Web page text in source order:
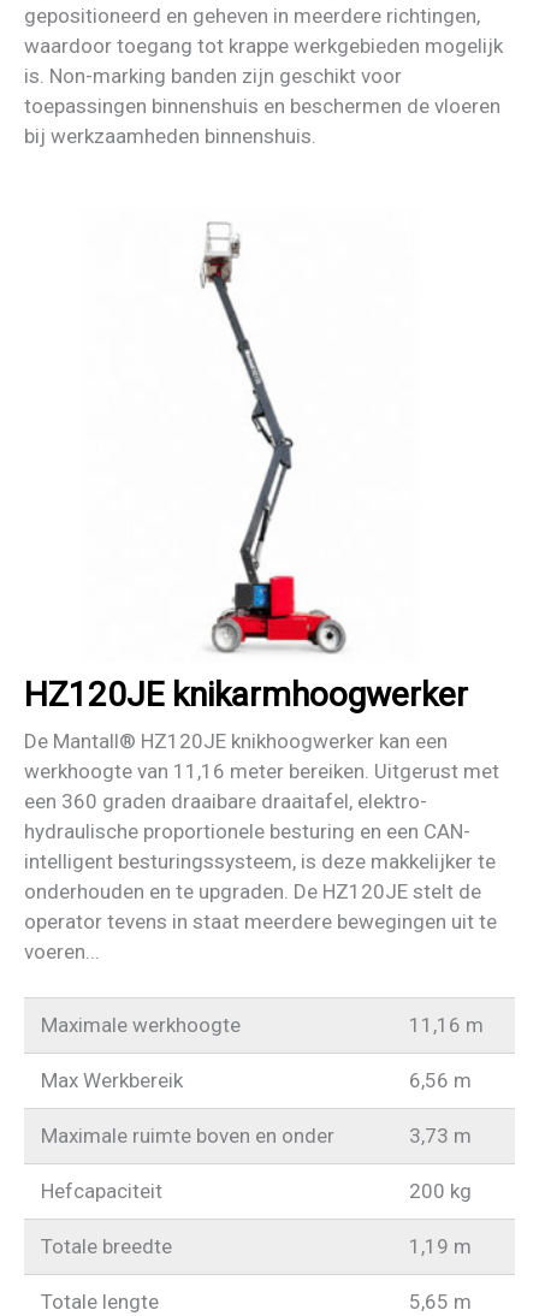
gepositioneerd en geheven in meerdere richtingen,
waardoor toegang tot krappe werkgebieden mogelijk
is. Non-marking banden zijn geschikt voor
toepassingen binnenshuis en beschermen de vloeren
bij werkzaamheden binnenshuis.
HZ120JE knikarmhoogwerker
De Mantall® HZ120JE knikhoogwerker kan een
werkhoogte van 11,16 meter bereiken. Uitgerust met
een 360 graden draaibare draaitafel, elektro-
hydraulische proportionele besturing en een CAN-
intelligent besturingssysteem, is deze makkelijker te
onderhouden en te upgraden. De HZ120JE stelt de
operator tevens in staat meerdere bewegingen uit te
voeren...
Maximale werkhoogte 11,16 m
Max Werkbereik 6,56 m
Maximale ruimte boven en onder 3,73 m
Hefcapaciteit 200 kg
Totale breedte 1,19 m
Totale lengte 5,65 m